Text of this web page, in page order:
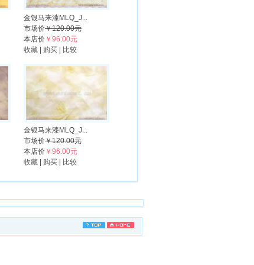
金银马来漆MLQ_J...
市场价￥120.00元
本店价 ￥96.00元
收藏
购买 比较
金银马来漆MLQ_J...
市场价￥120.00元
本店价 ￥96.00元
收藏
购买 比较